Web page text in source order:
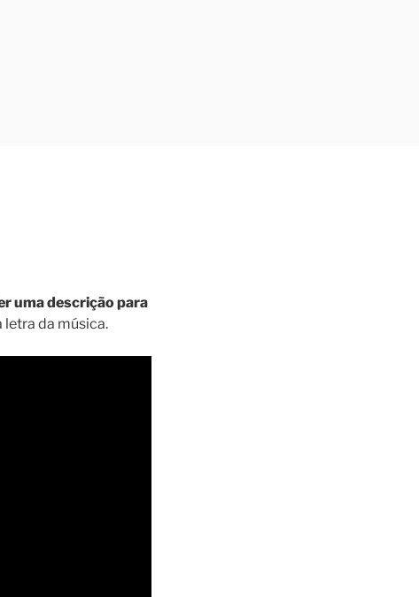
uma descrição para
letra da música.